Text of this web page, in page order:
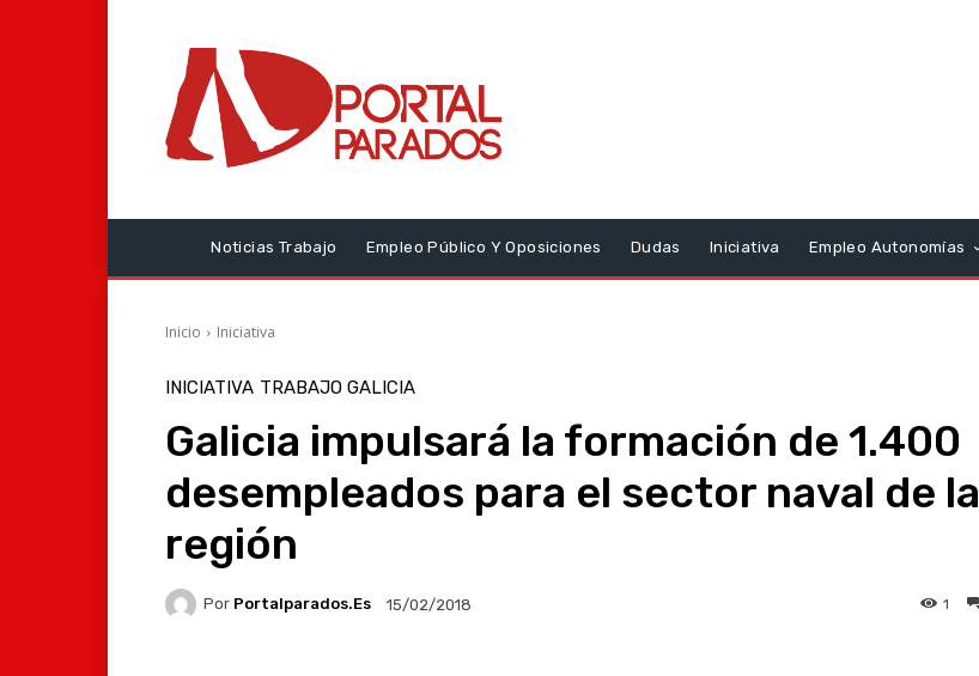
Noticias Trabajo Empleo Público Y Oposiciones Dudas Iniciativa Empleo Autonomías
Inicio Iniciativa
INICIATIVA TRABAJO GALICIA
Galicia impulsará la formación de 1.400
desempleados para el sector naval de la
región
Por Portalparados.es 15/02/2018 1